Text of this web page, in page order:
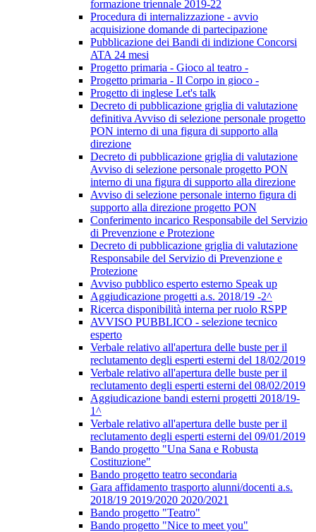
formazione triennale 2019-22
Procedura di internalizzazione - avvio
acquisizione domande di partecipazione
Pubblicazione dei Bandi di indizione Concorsi
ATA 24 mesi
Progetto primaria - Gioco al teatro -
Progetto primaria - Il Corpo in gioco -
Progetto di inglese Let's talk
Decreto di pubblicazione griglia di valutazione
definitiva Avviso di selezione personale progetto
PON interno di una figura di supporto alla
direzione
Decreto di pubblicazione griglia di valutazione
Avviso di selezione personale progetto PON
interno di una figura di supporto alla direzione
Avviso di selezione personale interno figura di
supporto alla direzione progetto PON
Conferimento incarico Responsabile del Servizio
di Prevenzione e Protezione
Decreto di pubblicazione griglia di valutazione
Responsabile del Servizio di Prevenzione e
Protezione
Avviso pubblico esperto esterno Speak up
Aggiudicazione progetti a.s. 2018/19 -2^
Ricerca disponibilità interna per ruolo RSPP
AVVISO PUBBLICO - selezione tecnico
esperto
Verbale relativo all'apertura delle buste per il
reclutamento degli esperti esterni del 18/02/2019
Verbale relativo all'apertura delle buste per il
reclutamento degli esperti esterni del 08/02/2019
Aggiudicazione bandi esterni progetti 2018/19-
1^
Verbale relativo all'apertura delle buste per il
reclutamento degli esperti esterni del 09/01/2019
Bando progetto "Una Sana e Robusta
Costituzione"
Bando progetto teatro secondaria
Gara affidamento trasporto alunni/docenti a.s.
2018/19 2019/2020 2020/2021
Bando progetto "Teatro"
Bando progetto "Nice to meet you"